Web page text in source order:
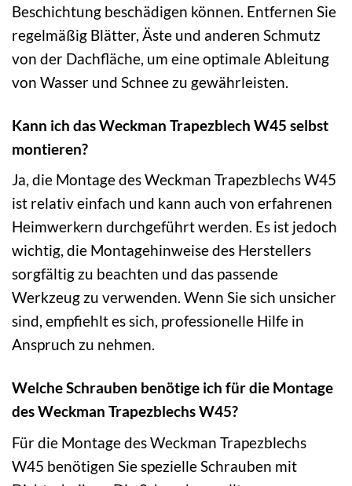
Beschichtung beschädigen können. Entfernen Sie
regelmäßig Blätter, Äste und anderen Schmutz
von der Dachfläche, um eine optimale Ableitung
von Wasser und Schnee zu gewährleisten.
Kann ich das Weckman Trapezblech W45 selbst
montieren?
Ja, die Montage des Weckman Trapezblechs W45
ist relativ einfach und kann auch von erfahrenen
Heimwerkern durchgeführt werden. Es ist jedoch
wichtig, die Montagehinweise des Herstellers
sorgfältig zu beachten und das passende
Werkzeug zu verwenden. Wenn Sie sich unsicher
sind, empfiehlt es sich, professionelle Hilfe in
Anspruch zu nehmen.
Welche Schrauben benötige ich für die Montage
des Weckman Trapezblechs W45?
Für die Montage des Weckman Trapezblechs
W45 benötigen Sie spezielle Schrauben mit